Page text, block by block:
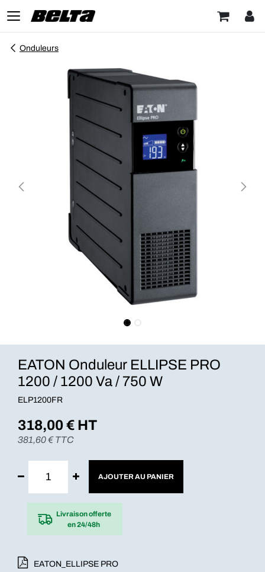
Onduleurs
EATON Onduleur ELLIPSE PRO
1200 / 1200 Va / 750 W
ELP1200FR
318,00€ HT
381,60€ TTC
AJOUTER AU PANIER
Livraison offerte
en 24/48h
EATON_ELLIPSE PRO